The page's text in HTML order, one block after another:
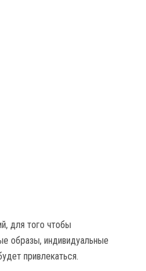
для того чтобы
образы, индивидуальные
привлекаться.